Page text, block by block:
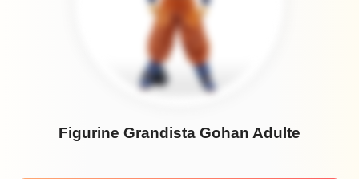
Figurine Grandista Gohan Adulte